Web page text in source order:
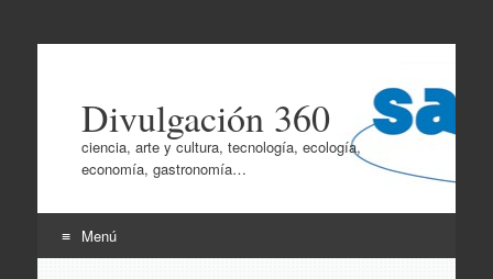
Divulgación 360
ciencia, arte y cultura, tecnología, ecología,
economía, gastronomía…
Menú